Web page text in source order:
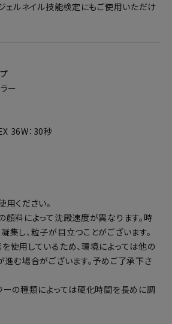
ェルネイル技能検定にもご使用いただけ
ー
36W：30秒
ください。
料によって沈殿速度が異なります。時
集し、粒子が目立つことがございます。
使用しているため、環境によっては他の
進む場合がございます。予めご了承下さ
ーの種類によっては硬化時間を長めに調